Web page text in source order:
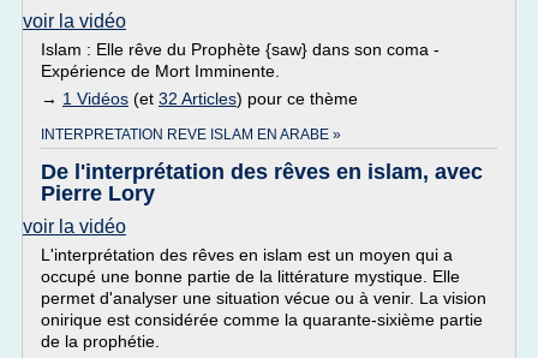
voir la vidéo
Islam : Elle rêve du Prophète {saw} dans son coma -
Expérience de Mort Imminente.
→ 1 Vidéos (et 32 Articles) pour ce thème
INTERPRETATION REVE ISLAM EN ARABE »
De l'interprétation des rêves en islam, avec
Pierre Lory
voir la vidéo
L'interprétation des rêves en islam est un moyen qui a
occupé une bonne partie de la littérature mystique. Elle
permet d'analyser une situation vécue ou à venir. La vision
onirique est considérée comme la quarante-sixième partie
de la prophétie.